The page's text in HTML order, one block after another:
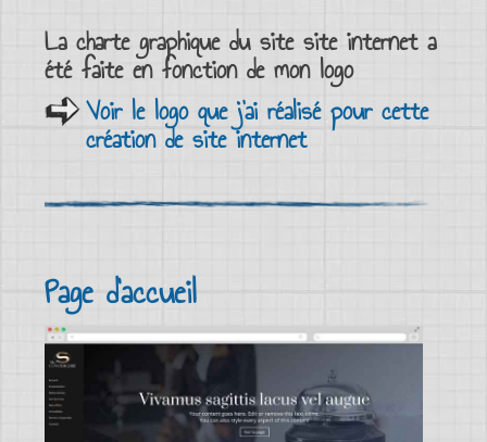
Lacharte graphiquedu site site internet a
été faite en fonction de mon logo
Voir le logo que j'ai réalisé pour cette
création de site internet
Page d'accueil